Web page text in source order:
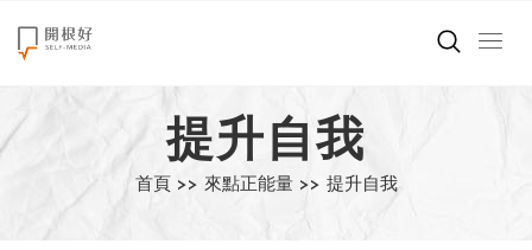
來點正能量
世界在想什麼
創造美好生活
提升自我
首頁 >> 來點正能量 >> 提升自我